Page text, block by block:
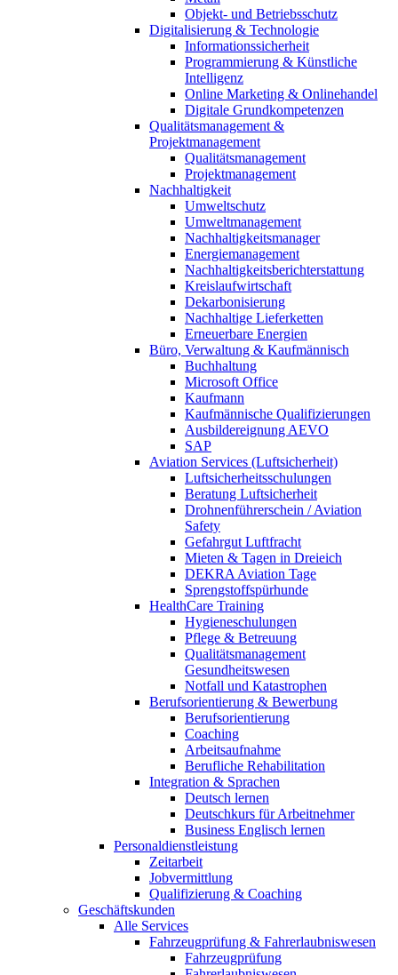
Objekt- und Betriebsschutz
Digitalisierung & Technologie
Informationssicherheit
Programmierung & Künstliche
Intelligenz
Online Marketing & Onlinehandel
Digitale Grundkompetenzen
Qualitätsmanagement &
Projektmanagement
Qualitätsmanagement
Projektmanagement
Nachhaltigkeit
Umweltschutz
Umweltmanagement
Nachhaltigkeitsmanager
Energiemanagement
Nachhaltigkeitsberichterstattung
Kreislaufwirtschaft
Dekarbonisierung
Nachhaltige Lieferketten
Erneuerbare Energien
Büro, Verwaltung & Kaufmännisch
Buchhaltung
Microsoft Office
Kaufmann
Kaufmännische Qualifizierungen
Ausbildereignung AEVO
SAP
Aviation Services (Luftsicherheit)
Luftsicherheitsschulungen
Beratung Luftsicherheit
Drohnenführerschein / Aviation
Safety
Gefahrgut Luftfracht
Mieten & Tagen in Dreieich
DEKRA Aviation Tage
Sprengstoffspürhunde
HealthCare Training
Hygieneschulungen
Pflege & Betreuung
Qualitätsmanagement
Gesundheitswesen
Notfall und Katastrophen
Berufsorientierung & Bewerbung
Berufsorientierung
Coaching
Arbeitsaufnahme
Berufliche Rehabilitation
Integration & Sprachen
Deutsch lernen
Deutschkurs für Arbeitnehmer
Business Englisch lernen
Personaldienstleistung
Zeitarbeit
Jobvermittlung
Qualifizierung & Coaching
Geschäftskunden
Alle Services
Fahrzeugprüfung & Fahrerlaubniswesen
Fahrzeugprüfung